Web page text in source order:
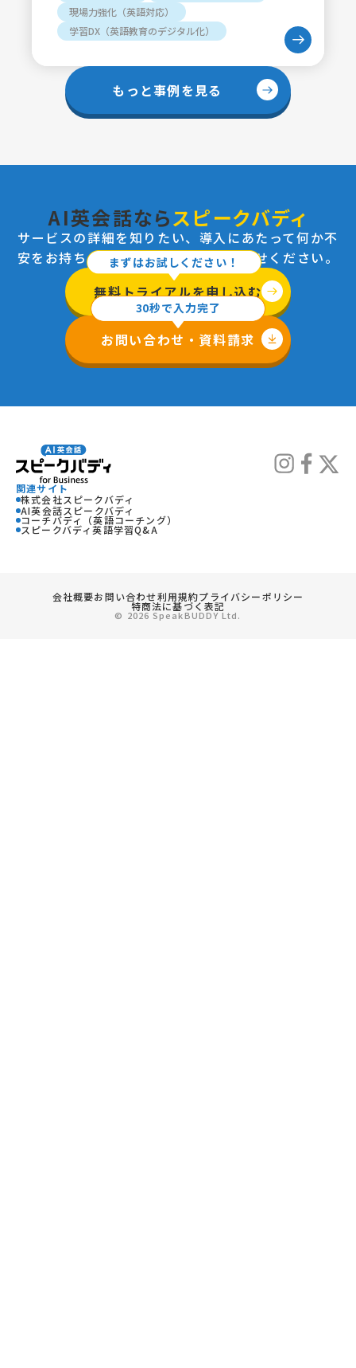
現場力強化（英語対応）
学習DX（英語教育のデジタル化）
もっと事例を見る
AI英会話ならスピークバディ
サービスの詳細を知りたい、導入にあたって何か不
安をお持ちの方はお気軽にお問い合わせください。
まずはお試しください！
無料トライアルを申し込む
30秒で入力完了
お問い合わせ・資料請求
関連サイト
株式会社スピークバディ
AI英会話スピークバディ
コーチバディ（英語コーチング）
スピークバディ英語学習Q&A
会社概要お問い合わせ利用規約プライバシーポリシー
特商法に基づく表記
© 2026 SpeakBUDDY Ltd.